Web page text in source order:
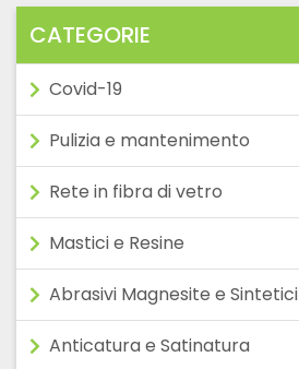
CATEGORIE
Covid-19
Pulizia e mantenimento
Rete in fibra di vetro
Mastici e Resine
Abrasivi Magnesite e Sintetici
Anticatura e Satinatura